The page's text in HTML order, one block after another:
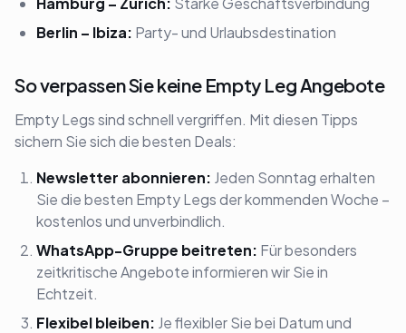
Berlin – Ibiza: Party- und Urlaubsdestination
So verpassen Sie keine Empty Leg Angebote
Empty Legs sind schnell vergriffen. Mit diesen Tipps
sichern Sie sich die besten Deals:
Newsletter abonnieren: Jeden Sonntag erhalten
Sie die besten Empty Legs der kommenden Woche –
kostenlos und unverbindlich.
WhatsApp-Gruppe beitreten: Für besonders
zeitkritische Angebote informieren wir Sie in
Echtzeit.
Flexibel bleiben: Je flexibler Sie bei Datum und